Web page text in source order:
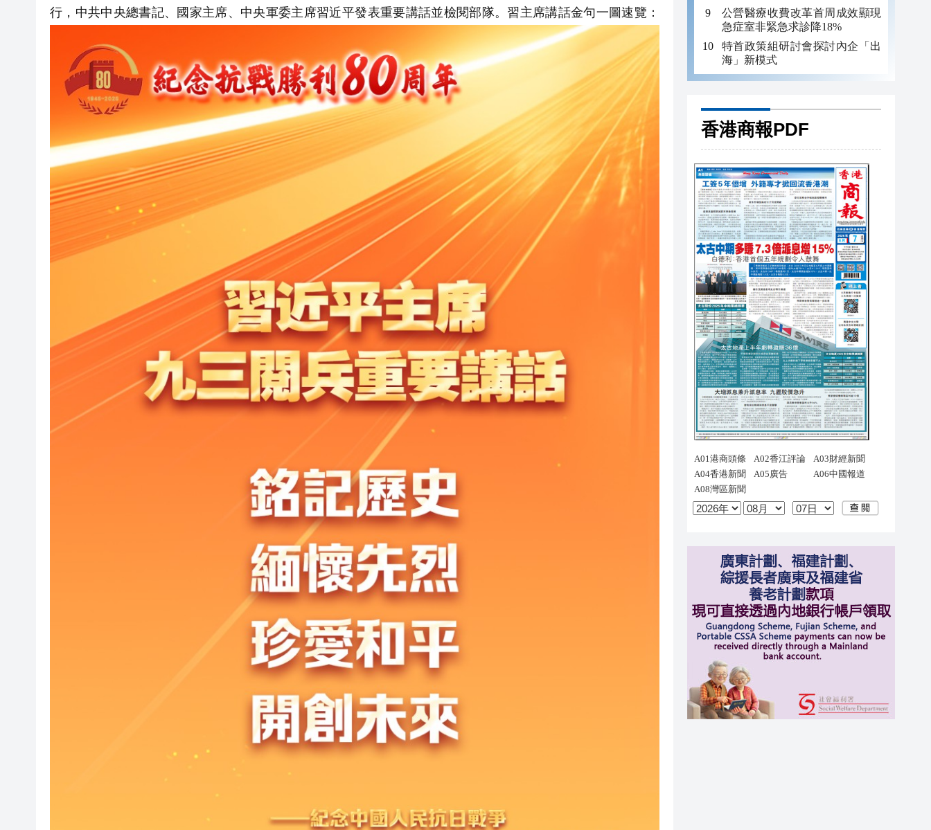
行，中共中央總書記、國家主席、中央軍委主席習近平發表重要講話並檢閱部隊。 習主席講話金句一圖速覽：
公營醫療收費改革首周成效顯現
急症室非緊急求診降18%
特首政策組研討會探討內企「出
海」新模式
香港商報PDF